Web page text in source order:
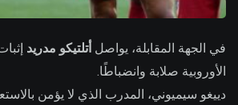
في الجهة المقابلة، يواصل أتلتيكو مدريد
الأوروبية صلابة وانضباطًا.
دييغو سيميوني، المدرب الذي لا يؤمن